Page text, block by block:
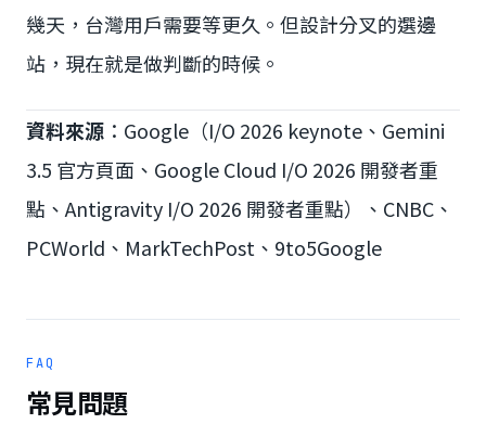
幾天，台灣用戶需要等更久。但設計分叉的選邊
站，現在就是做判斷的時候。
資料來源 ：Google（I/O 2026 keynote、Gemini
3.5 官方頁面、Google Cloud I/O 2026 開發者重
點、Antigravity I/O 2026 開發者重點）、CNBC、
PCWorld、MarkTechPost、9to5Google
FAQ
常見問題